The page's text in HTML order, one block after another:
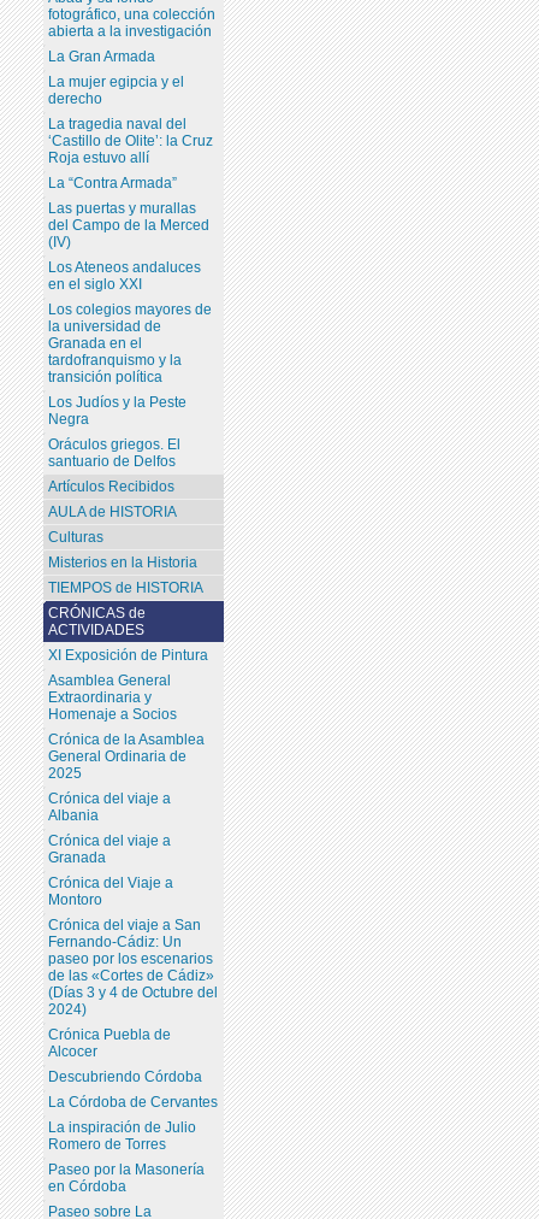
CRÓNICAS de
ACTIVIDADES
XI Exposición de Pintura
Asamblea General
Extraordinaria y
Homenaje a Socios
Crónica de la Asamblea
General Ordinaria de
2025
Crónica del viaje a
Albania
Crónica del viaje a
Granada
Crónica del Viaje a
Montoro
Crónica del viaje a San
Fernando-Cádiz: Un
paseo por los escenarios
de las «Cortes de Cádiz»
(Días 3 y 4 de Octubre del
2024)
Crónica Puebla de
Alcocer
Descubriendo Córdoba
La Córdoba de Cervantes
La inspiración de Julio
Romero de Torres
Paseo por la Masonería
en Córdoba
Paseo sobre La
fotográfico, una colección
abierta a la investigación
La Gran Armada
La mujer egipcia y el
derecho
La tragedia naval del
‘Castillo de Olite’: la Cruz
Roja estuvo allí
La “Contra Armada”
Las puertas y murallas
del Campo de la Merced
(IV)
Los Ateneos andaluces
en el siglo XXI
Los colegios mayores de
la universidad de
Granada en el
tardofranquismo y la
transición política
Los Judíos y la Peste
Negra
Oráculos griegos. El
santuario de Delfos
Artículos Recibidos
AULA de HISTORIA
Culturas
Misterios en la Historia
TIEMPOS de HISTORIA